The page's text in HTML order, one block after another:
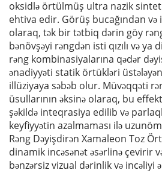
oksidlə örtülmüş ultra nazik
ehtiva edir. Görüş bucağından və
olaraq, tək bir tətbiq dərin göy
bənövşəyi rəngdən isti qızılı və
rəng kombinasiyalarına qədər
ənadiyyəti statik örtükləri
illüziyaya səbəb olur. Müvəqqəti
üsullarının əksinə olaraq, bu
şəkildə inteqrasiya edilib və
keyfiyyətin azalmaması ilə
Rəng Dəyişdirən Xamaleon Toz
dinamik incəsənət əsərlinə çevirir
bənzərsiz vizual dərinlik və incəliyi